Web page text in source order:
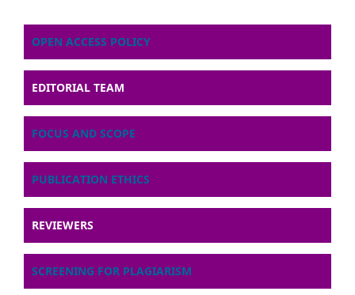
OPEN ACCESS POLICY
EDITORIAL TEAM
FOCUS AND SCOPE
PUBLICATION ETHICS
REVIEWERS
SCREENING FOR PLAGIARISM